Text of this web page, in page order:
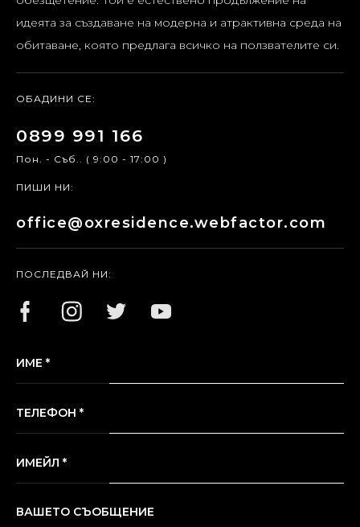
идеята за създаване на модерна и атрактивна среда на
обитаване, която предлага всичко на ползвателите си.
ОБАДИНИ СЕ:
0899 991 166
Пон. - Съб.. ( 9:00 - 17:00 )
ПИШИ НИ:
office@oxresidence.webfactor.com
ПОСЛЕДВАЙ НИ:
ИМЕ *
ТЕЛЕФОН *
ИМЕЙЛ *
ВАШЕТО СЪОБЩЕНИЕ